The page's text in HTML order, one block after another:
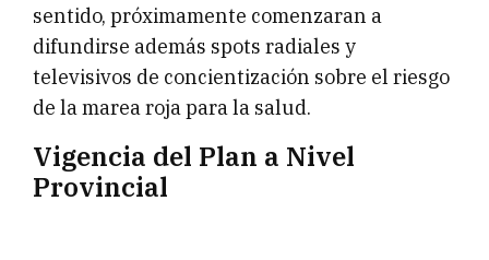
sentido, próximamente comenzaran a
difundirse además spots radiales y
televisivos de concientización sobre el riesgo
de la marea roja para la salud.
Vigencia del Plan a Nivel
Provincial